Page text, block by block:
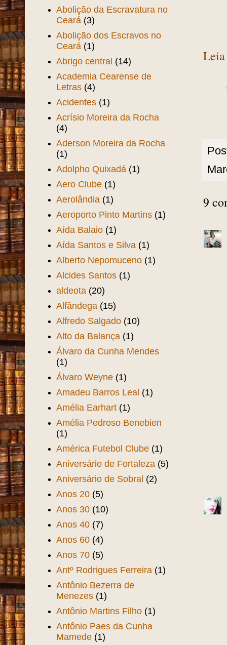
9
Abolição da Escravatura no
Ceará (3)
Abolição dos Escravos no
Ceará (1)
Abrigo central (14)
Academia Cearense de
Letras (4)
Acidentes (1)
Acrísio Moreira da Rocha
(4)
Aderson Moreira da Rocha
(1)
Adolpho Quixadá (1)
Aero Clube (1)
Aerolândia (1)
Aeroporto Pinto Martins (1)
Aída Balaio (1)
Aída Santos e Silva (1)
Alberto Nepomuceno (1)
Alcides Santos (1)
aldeota (20)
Alfândega (15)
Alfredo Salgado (10)
Alto da Balança (1)
Álvaro da Cunha Mendes
(1)
Álvaro Weyne (1)
Amadeu Barros Leal (1)
Amélia Earhart (1)
Amélia Pedroso Benebien
(1)
América Futebol Clube (1)
Aniversário de Fortaleza (5)
Aniversário de Sobral (2)
Anos 20 (5)
Anos 30 (10)
Anos 40 (7)
Anos 60 (4)
Anos 70 (5)
Antº Rodrigues Ferreira (1)
Antônio Bezerra de
Menezes (1)
Antônio Martins Filho (1)
Antônio Paes da Cunha
Mamede (1)